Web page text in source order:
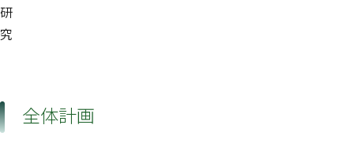
研
究
全体計画